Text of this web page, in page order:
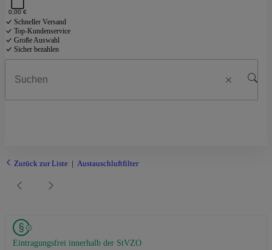
0,00 €
Schneller Versand
Top-Kundenservice
Große Auswahl
Sicher bezahlen
Zurück zur Liste Austauschluftfilter
Eintragungsfrei innerhalb der StVZO